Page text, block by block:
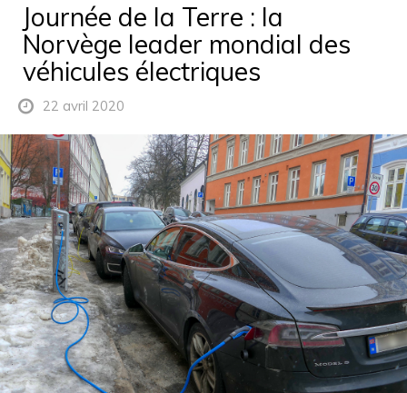
Journée de la Terre : la
Norvège leader mondial des
véhicules électriques
22 avril 2020